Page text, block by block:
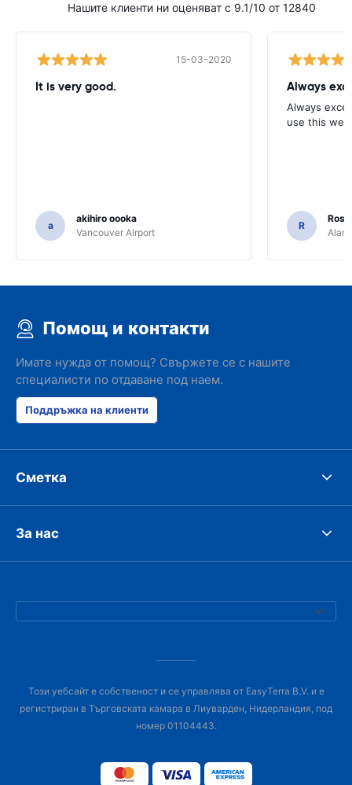
Нашите клиенти ни оценяват с 9.1/10 от 12840
15-03-2020
It is very good.
a
akihiro oooka
Vancouver Airport
Always
Always
use this
R
Помощ и контакти
Имате нужда от помощ? Свържете се с нашите
специалисти по отдаване под наем.
Поддръжка на клиенти
Сметка
За нас
Този уебсайт е собственост и се управлява от EasyTerra B.V. и е
регистриран в Търговската камара в Лиуварден, Нидерландия, под
номер 01104443.